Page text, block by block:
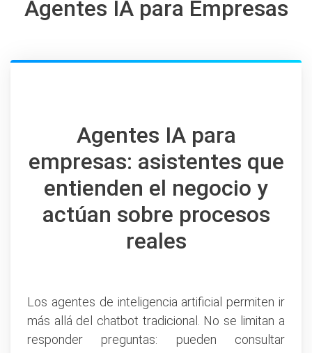
Agentes IA para Empresas
Agentes IA para
empresas: asistentes que
entienden el negocio y
actúan sobre procesos
reales
Los agentes de inteligencia artificial permiten ir
más allá del chatbot tradicional. No se limitan a
responder preguntas: pueden consultar